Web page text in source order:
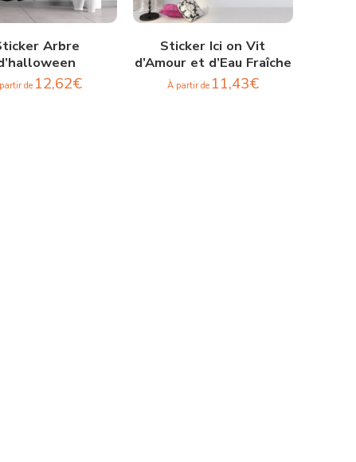
Arbre
de 12,62€
Sticker Ici on Vit
d’Amour et d’Eau Fraîche
À partir de 11,43€